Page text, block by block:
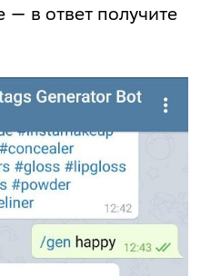
— в ответ получите